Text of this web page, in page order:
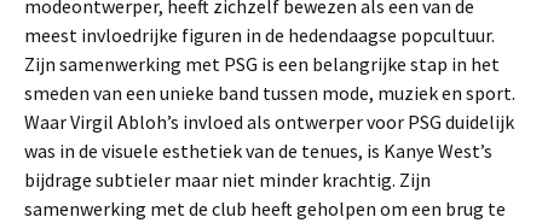
modeontwerper, heeft zichzelf bewezen als een van de
meest invloedrijke figuren in de hedendaagse popcultuur.
Zijn samenwerking met PSG is een belangrijke stap in het
smeden van een unieke band tussen mode, muziek en sport.
Waar Virgil Abloh’s invloed als ontwerper voor PSG duidelijk
was in de visuele esthetiek van de tenues, is Kanye West’s
bijdrage subtieler maar niet minder krachtig. Zijn
samenwerking met de club heeft geholpen om een brug te